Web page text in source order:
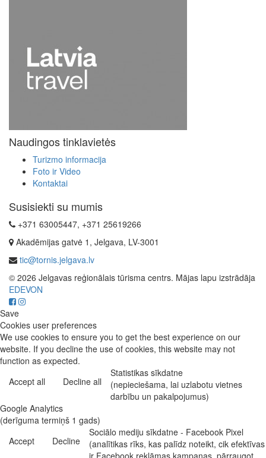
Naudingos tinklavietės
Turizmo informacija
Foto ir Video
Kontaktai
Susisiekti su mumis
+371 63005447, +371 25619266
Akadēmijas gatvė 1, Jelgava, LV-3001
tic@tornis.jelgava.lv
© 2026 Jelgavas reģionālais tūrisma centrs. Mājas lapu izstrādāja
EDEVON
Save
Cookies user preferences
We use cookies to ensure you to get the best experience on our
website. If you decline the use of cookies, this website may not
function as expected.
Accept all
Decline all
Statistikas sīkdatne
(nepieciešama, lai uzlabotu vietnes
darbību un pakalpojumus)
Google Analytics
(derīguma termiņš 1 gads)
Accept
Decline
Sociālo mediju sīkdatne - Facebook Pixel
(analītikas rīks, kas palīdz noteikt, cik efektīvas